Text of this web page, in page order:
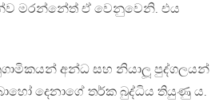
මරන්නේත් ඒ වෙනුවෙනි. එය
අන්ධ සහ නියාලූ පුද්ගලයන්
දෙනාගේ තර්ක බුද්ධිය තියුණු ය.